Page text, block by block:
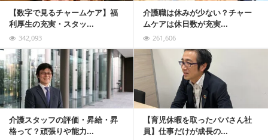
【数字で見るチャームケア】福
利厚生の充実・スタッ...
342,093
介護職は休みが少ない？チャー
ムケアは休日数が充実...
261,606
介護スタッフの評価・昇給・昇
格って？頑張りや能力...
【育児休暇を取ったパパさん社
員】仕事だけが成長の...
記事を読む